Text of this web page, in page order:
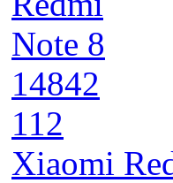
14842
112
Xiaomi